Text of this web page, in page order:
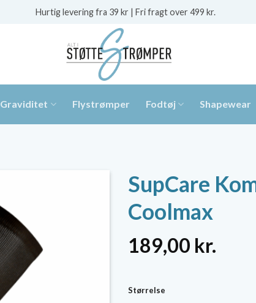
Hurtig levering fra 39 kr | Fri fragt over 499 kr.
Graviditet Flystrømper Fodtøj Shapewear
SupCare
Coolmax
189,00 kr.
Størrelse